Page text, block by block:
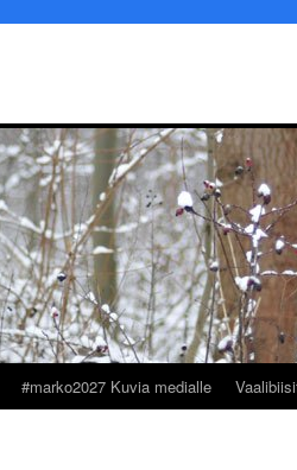
#marko2027 Kuvia medialle